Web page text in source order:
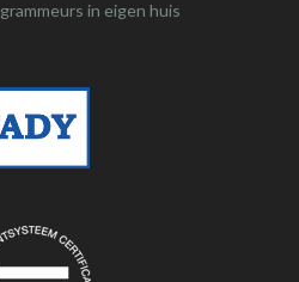
in eigen huis